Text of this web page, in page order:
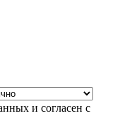
и согласен с